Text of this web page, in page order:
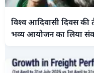
विश्व आदिवासी दिवस की
भव्य आयोजन का लिया